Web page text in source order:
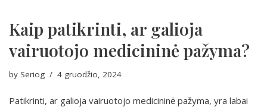
Kaip patikrinti, ar galioja
vairuotojo medicininė pažyma?
by Seriog 4 gruodžio, 2024
Patikrinti, ar galioja vairuotojo medicininė pažyma, yra labai